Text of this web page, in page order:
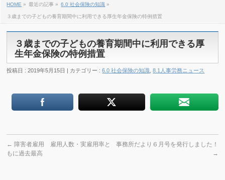
HOME » 最近の記事 » 6.0 社会保険の知識 »
３歳までの子どもの養育期間中に利用できる厚生年金保険の特例措置
３歳までの子どもの養育期間中に利用できる厚
生年金保険の特例措置
投稿日 : 2019年5月15日 | カテゴリー :6.0 社会保険の知識 ,8.1人事労務ニュース
← 障害者雇用 雇用人数・実雇用率と
もに過去最高
事務所だより６月号を発行しました！
→